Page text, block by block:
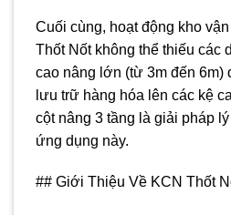
Cuối cùng, hoạt động kho
Thốt Nốt không thể thiếu các
cao nâng lớn (từ 3m đến 6m)
lưu trữ hàng hóa lên các kệ
cột nâng 3 tầng là giải pháp
ứng dụng này.
## Giới Thiệu Về KCN Thốt